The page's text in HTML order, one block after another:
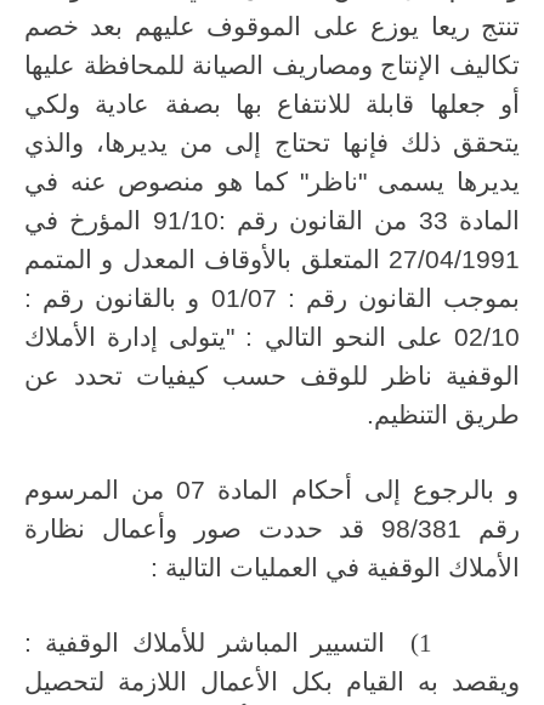
تنتج ريعا يوزع على الموقوف عليهم بعد خصم
تكاليف الإنتاج ومصاريف الصيانة للمحافظة عليها
أو جعلها قابلة للانتفاع بها بصفة عادية ولكي
يتحقق ذلك فإنها تحتاج إلى من يديرها، والذي
يديرها يسمى "ناظر" كما هو منصوص عنه في
المادة 33 من القانون رقم :91/10 المؤرخ في
27/04/1991 المتعلق بالأوقاف المعدل و المتمم
بموجب القانون رقم : 01/07 و بالقانون رقم :
02/10 على النحو التالي : "يتولى إدارة الأملاك
الوقفية ناظر للوقف حسب كيفيات تحدد عن
طريق التنظيم.
و بالرجوع إلى أحكام المادة 07 من المرسوم
رقم 98/381 قد حددت صور وأعمال نظارة
الأملاك الوقفية في العمليات التالية :
1)
التسيير المباشر للأملاك الوقفية :
ويقصد به القيام بكل الأعمال اللازمة لتحصيل